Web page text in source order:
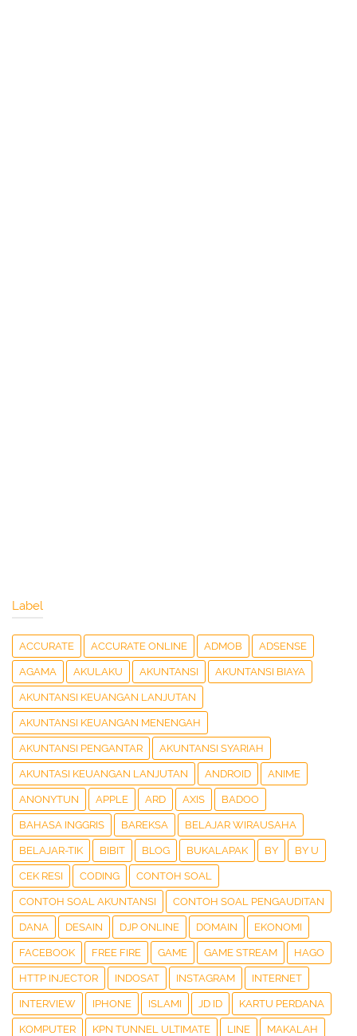
Label
ACCURATE ACCURATE ONLINE ADMOB ADSENSE
AGAMA AKULAKU AKUNTANSI AKUNTANSI BIAYA
AKUNTANSI KEUANGAN LANJUTAN
AKUNTANSI KEUANGAN MENENGAH
AKUNTANSI PENGANTAR AKUNTANSI SYARIAH
AKUNTASI KEUANGAN LANJUTAN ANDROID ANIME
ANONYTUN APPLE ARD AXIS BADOO
BAHASA INGGRIS BAREKSA BELAJAR WIRAUSAHA
BELAJAR-TIK BIBIT BLOG BUKALAPAK BY BY U
CEK RESI CODING CONTOH SOAL
CONTOH SOAL AKUNTANSI CONTOH SOAL PENGAUDITAN
DANA DESAIN DJP ONLINE DOMAIN EKONOMI
FACEBOOK FREE FIRE GAME GAME STREAM HAGO
HTTP INJECTOR INDOSAT INSTAGRAM INTERNET
INTERVIEW IPHONE ISLAMI JD ID KARTU PERDANA
KOMPUTER KPN TUNNEL ULTIMATE LINE MAKALAH